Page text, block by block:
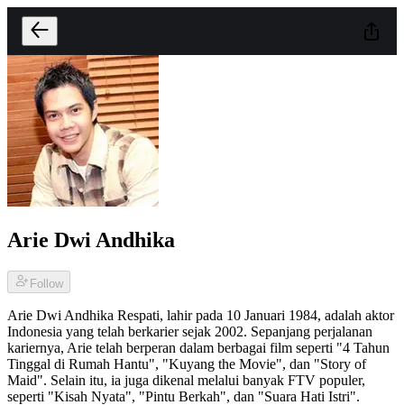
Arie Dwi Andhika
Follow
Arie Dwi Andhika Respati, lahir pada 10 Januari 1984, adalah aktor
Indonesia yang telah berkarier sejak 2002. Sepanjang perjalanan
kariernya, Arie telah berperan dalam berbagai film seperti "4 Tahun
Tinggal di Rumah Hantu", "Kuyang the Movie", dan "Story of
Maid". Selain itu, ia juga dikenal melalui banyak FTV populer,
seperti "Kisah Nyata", "Pintu Berkah", dan "Suara Hati Istri".